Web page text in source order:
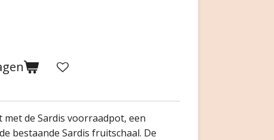
de Sardis voorraadpot, een
bestaande Sardis fruitschaal. De